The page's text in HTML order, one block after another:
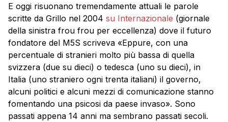
E oggi risuonano tremendamente attuali le parole
scritte da Grillo nel 2004 su Internazionale (giornale
della sinistra frou frou per eccellenza) dove il futuro
fondatore del M5S scriveva «Eppure, con una
percentuale di stranieri molto più bassa di quella
svizzera (due su dieci) o tedesca (uno su dieci), in
Italia (uno straniero ogni trenta italiani) il governo,
alcuni politici e alcuni mezzi di comunicazione stanno
fomentando una psicosi da paese invaso». Sono
passati appena 14 anni ma sembrano passati secoli.